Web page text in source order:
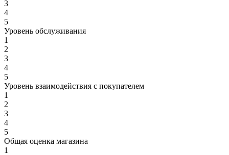
3
4
5
Уровень обслуживания
1
2
3
4
5
Уровень взаимодействия с покупателем
1
2
3
4
5
Общая оценка магазина
1